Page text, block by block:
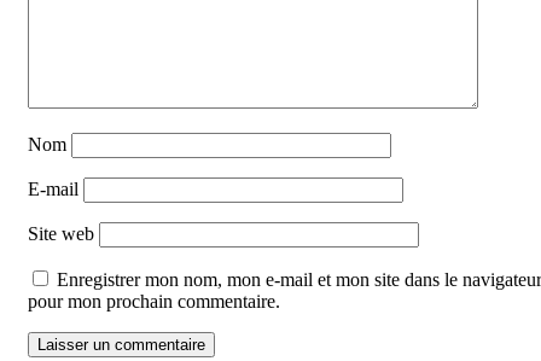
Nom
E-mail
Site web
Enregistrer mon nom, mon e-mail et mon site dans le navigateur
pour mon prochain commentaire.